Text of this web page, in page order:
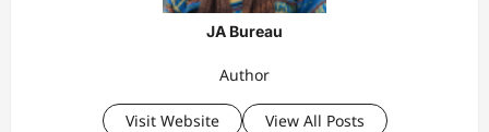
JA Bureau
Author
Visit Website View All Posts